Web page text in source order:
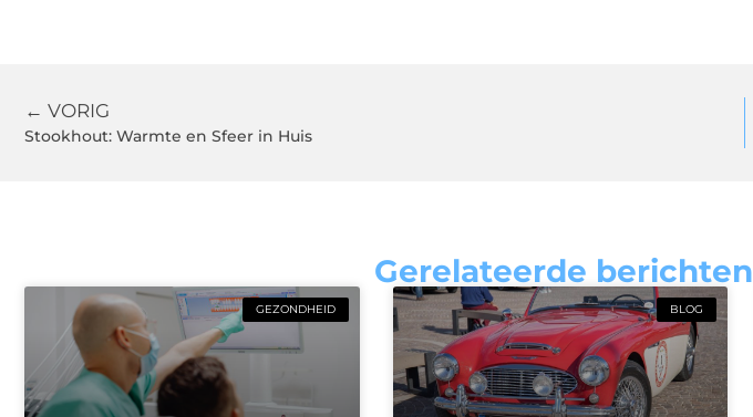
← VORIG
Stookhout: Warmte en Sfeer in Huis
Gerelateerde berichten
GEZONDHEID BLOG